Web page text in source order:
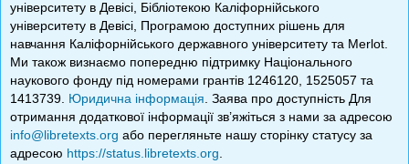
університету в Девісі, Бібліотекою Каліфорнійського
університету в Девісі, Програмою доступних рішень для
навчання Каліфорнійського державного університету та Merlot.
Ми також визнаємо попередню підтримку Національного
наукового фонду під номерами грантів 1246120, 1525057 та
1413739. Юридична інформація . Заява про доступність Для
отримання додаткової інформації зв’яжіться з нами за адресою
info@libretexts.org або перегляньте нашу сторінку статусу за
адресою https://status.libretexts.org